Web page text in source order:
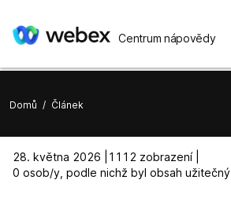
Centrum nápovědy
Domů / Článek
28. května 2026 |
1112 zobrazení |
0 osob/y, podle nichž byl obsah užitečný